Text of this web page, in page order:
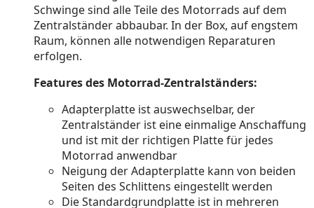
Schwinge sind alle Teile des Motorrads auf dem
Zentralständer abbaubar. In der Box, auf engstem
Raum, können alle notwendigen Reparaturen
erfolgen.
Features des Motorrad-Zentralständers:
Adapterplatte ist auswechselbar, der
Zentralständer ist eine einmalige Anschaffung
und ist mit der richtigen Platte für jedes
Motorrad anwendbar
Neigung der Adapterplatte kann von beiden
Seiten des Schlittens eingestellt werden
Die Standardgrundplatte ist in mehreren